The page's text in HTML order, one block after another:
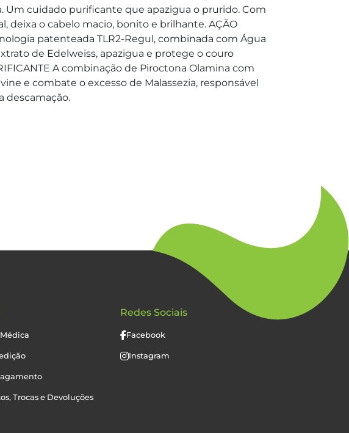
Um cuidado purificante que apazigua o prurido. Com
deixa o cabelo macio, bonito e brilhante. AÇÃO
patenteada TLR2-Regul, combinada com Água
de Edelweiss, apazigua e protege o couro
A combinação de Piroctona Olamina com
e combate o excesso de Malassezia, responsável
descamação.
Trocas e Devoluções
Redes Sociais
Facebook
Instagram